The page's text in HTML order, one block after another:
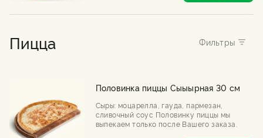
Пицца
Половинка пиццы Сыыырная 30 см
Сыры: моцарелла, гауда, пармезан,
сливочный соус Половинку пиццы мы
выпекаем только после Вашего заказа.